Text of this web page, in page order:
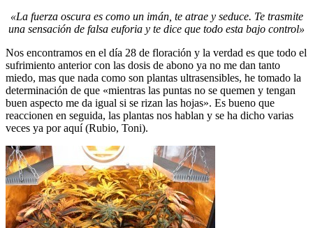
«La fuerza oscura es como un imán, te atrae y seduce. Te trasmite
una sensación de falsa euforia y te dice que todo esta bajo control»
Nos encontramos en el día 28 de floración y la verdad es que todo el
sufrimiento anterior con las dosis de abono ya no me dan tanto
miedo, mas que nada como son plantas ultrasensibles, he tomado la
determinación de que «mientras las puntas no se quemen y tengan
buen aspecto me da igual si se rizan las hojas». Es bueno que
reaccionen en seguida, las plantas nos hablan y se ha dicho varias
veces ya por aquí (Rubio, Toni).